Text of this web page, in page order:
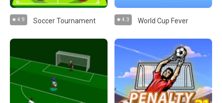
4.9 Soccer Tournament 4.3 World Cup Fever